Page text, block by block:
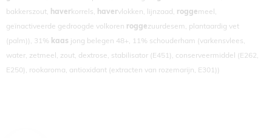
bakkerszout, haverkorrels, havervlokken, lijnzaad, roggemeel,
geïnactiveerde gedroogde volkoren roggezuurdesem, plantaardig vet
(palm)), 31% kaas jong belegen 48+, 11% schouderham (varkensvlees,
water, zetmeel, zout, dextrose, stabilisator (E451), conserveermiddel (E262,
E250), rookaroma, antioxidant (extracten van rozemarijn, E301))